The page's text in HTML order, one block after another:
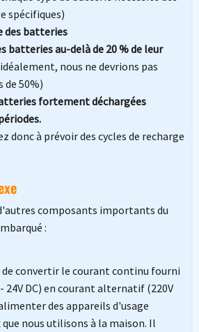
spécifiques)
des batteries
batteries au-delà de 20 % de leur
nous ne devrions pas
de 50%)
fortement déchargées
donc à prévoir des cycles de recharge
composants importants du
:
convertir le courant continu fourni
24V DC) en courant alternatif (220V
des appareils d'usage
nous utilisons à la maison. Il